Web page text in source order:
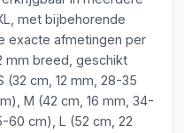
met bijbehorende
exacte afmetingen per
mm breed, geschikt
cm, 12 mm, 28-35
M (42 cm, 16 mm, 34-
60 cm), L (52 cm, 22